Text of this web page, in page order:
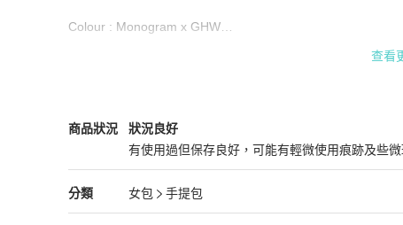
Colour : Monogram x GHW
Size: 40 x 16 x 26cm
查看
商品狀況
Louis Vuitton女包商品狀態與細節
狀況良好
有使用過但保存良好，可能有輕微使用痕跡及些
狀況良好
分類
Louis Vuitton女包 分類資訊
女包
手提包
女包/手提包推薦